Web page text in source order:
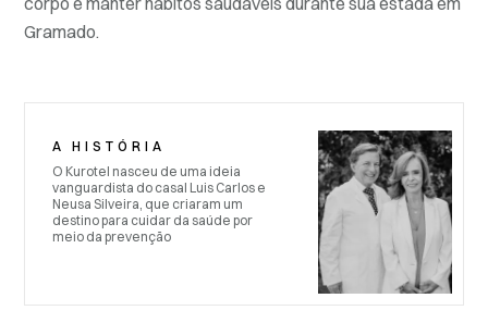
Gramado.
A HISTÓRIA
O Kurotel nasceu de uma ideia
vanguardista do casal Luis Carlos e
Neusa Silveira, que criaram um
destino para cuidar da saúde por
meio da prevenção